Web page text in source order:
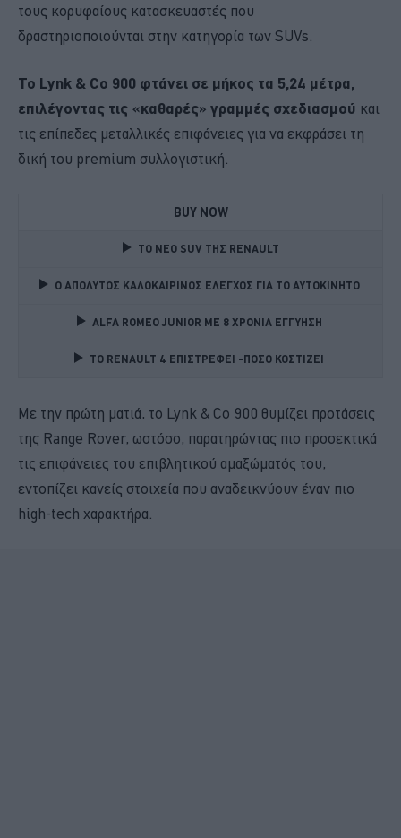
τους κορυφαίους κατασκευαστές που
δραστηριοποιούνται στην κατηγορία των SUVs.
Το Lynk & Co 900 φτάνει σε μήκος τα 5,24 μέτρα,
επιλέγοντας τις «καθαρές» γραμμές σχεδιασμού και
τις επίπεδες μεταλλικές επιφάνειες για να εκφράσει τη
δική του premium συλλογιστική.
BUY NOW
TO NEO SUV ΤΗΣ RENAULT
Ο ΑΠΟΛΥΤΟΣ ΚΑΛΟΚΑΙΡΙΝΟΣ ΕΛΕΓΧΟΣ ΓΙΑ ΤΟ ΑΥΤΟΚΙΝΗΤΟ
ALFA ROMEO JUNIOR ME 8 ΧΡΟΝΙΑ ΕΓΓΥΗΣΗ
TO RENAULT 4 ΕΠΙΣΤΡΕΦΕΙ -ΠΟΣΟ ΚΟΣΤΙΖΕΙ
Με την πρώτη ματιά, το Lynk & Co 900 θυμίζει προτάσεις
της Range Rover, ωστόσο, παρατηρώντας πιο προσεκτικά
τις επιφάνειες του επιβλητικού αμαξώματός του,
εντοπίζει κανείς στοιχεία που αναδεικνύουν έναν πιο
high-tech χαρακτήρα.